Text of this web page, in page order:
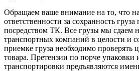
Обращаем ваше внимание на то, что
ответственности за сохранность
посредством ТК. Все грузы мы сдаем
транспортных компаний в целости и
приемке груза необходимо проверять
товара. Претензии по порче упаковки
транспортировки предъявляются